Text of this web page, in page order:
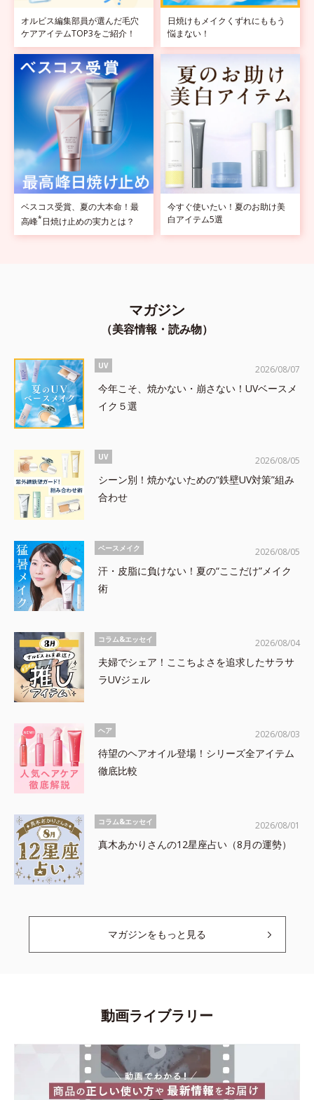
オルビス編集部員が選んだ毛穴
ケアアイテムTOP3をご紹介！
日焼けもメイクくずれにももう
悩まない！
ベスコス受賞、夏の大本命！最
高峰* 日焼け止めの実力とは？
今すぐ使いたい！夏のお助け美
白アイテム5選
マガジン
（美容情報・読み物）
UV
今年こそ、焼かない・崩さない！UVベースメ
イク５選
2026/08/07
UV
シーン別！焼かないための“鉄壁UV対策”組み
合わせ
2026/08/05
ベースメイク
汗・皮脂に負けない！夏の“ここだけ”メイク
術
2026/08/05
コラム&エッセイ
夫婦でシェア！ここちよさを追求したサラサ
ラUVジェル
2026/08/04
ヘア
待望のヘアオイル登場！シリーズ全アイテム
徹底比較
2026/08/03
コラム&エッセイ
真木あかりさんの12星座占い（8月の運勢）
2026/08/01
マガジンをもっと見る
動画ライブラリー